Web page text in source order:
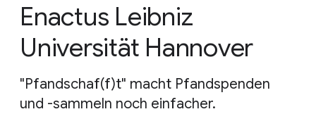
Enactus Leibniz
Universität Hannover
"Pfandschaf(f)t" macht Pfandspenden
und -sammeln noch einfacher.